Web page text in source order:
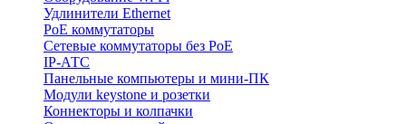
Удлинители Ethernet
PoE коммутаторы
Сетевые коммутаторы без PoE
IP-АТС
Панельные компьютеры и мини-ПК
Модули keystone и розетки
Коннекторы и колпачки